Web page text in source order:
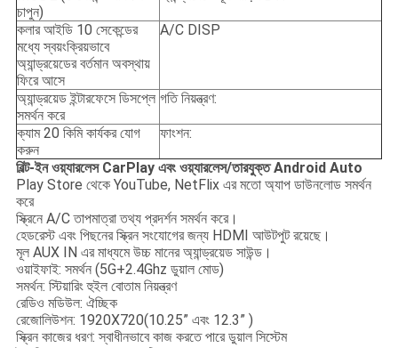
চাপুন)
কলার আইডি 10 সেকেন্ডের
মধ্যে স্বয়ংক্রিয়ভাবে
অ্যান্ড্রয়েডের বর্তমান অবস্থায়
ফিরে আসে
A/C DISP
অ্যান্ড্রয়েড ইন্টারফেসে ডিসপ্লে
সমর্থন করে
গতি নিয়ন্ত্রণ:
ক্যাম 20 কিমি কার্যকর যোগ
করুন
ফাংশন:
বিল্ট-ইন ওয়্যারলেস CarPlay এবং ওয়্যারলেস/তারযুক্ত Android Auto
Play Store থেকে YouTube, NetFlix এর মতো অ্যাপ ডাউনলোড সমর্থন
করে
স্ক্রিনে A/C তাপমাত্রা তথ্য প্রদর্শন সমর্থন করে।
হেডরেস্ট এবং পিছনের স্ক্রিন সংযোগের জন্য HDMI আউটপুট রয়েছে।
মূল AUX IN এর মাধ্যমে উচ্চ মানের অ্যান্ড্রয়েড সাউন্ড।
ওয়াইফাই: সমর্থন (5G+2.4Ghz ডুয়াল মোড)
সমর্থন: স্টিয়ারিং হুইল বোতাম নিয়ন্ত্রণ
রেডিও মডিউল: ঐচ্ছিক
রেজোলিউশন: 1920X720(10.25” এবং 12.3” )
স্ক্রিন কাজের ধরণ: স্বাধীনভাবে কাজ করতে পারে ডুয়াল সিস্টেম